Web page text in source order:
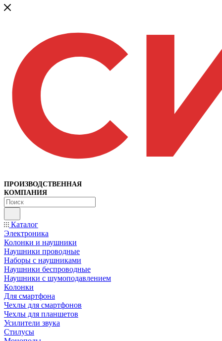
ПРОИЗВОДСТВЕННАЯ
КОМПАНИЯ
Каталог
Электроника
Колонки и наушники
Наушники проводные
Наборы с наушниками
Наушники беспроводные
Наушники с шумоподавлением
Колонки
Для смартфона
Чехлы для смартфонов
Чехлы для планшетов
Усилители звука
Стилусы